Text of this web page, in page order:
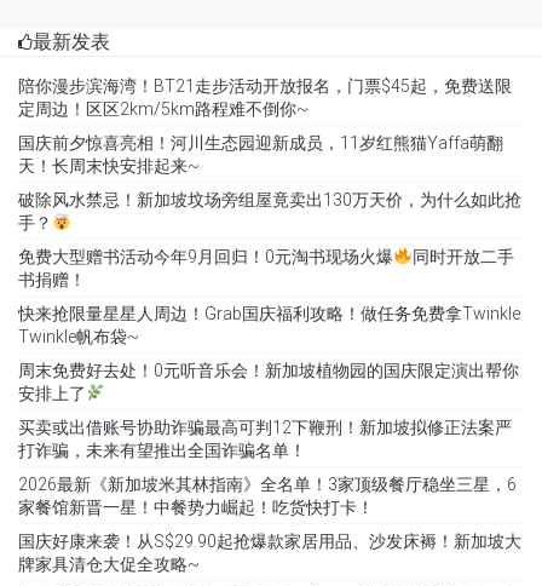
最新发表
陪你漫步滨海湾！BT21走步活动开放报名，门票$45起，免费送限
定周边！区区2km/5km路程难不倒你~
国庆前夕惊喜亮相！河川生态园迎新成员，11岁红熊猫Yaffa萌翻
天！长周末快安排起来~
破除风水禁忌！新加坡坟场旁组屋竟卖出130万天价，为什么如此抢
手？
免费大型赠书活动今年9月回归！0元淘书现场火爆
同时开放二手
书捐赠！
快来抢限量星星人周边！Grab国庆福利攻略！做任务免费拿Twinkle
Twinkle帆布袋~
周末免费好去处！0元听音乐会！新加坡植物园的国庆限定演出帮你
安排上了
买卖或出借账号协助诈骗最高可判12下鞭刑！新加坡拟修正法案严
打诈骗，未来有望推出全国诈骗名单！
2026最新《新加坡米其林指南》全名单！3家顶级餐厅稳坐三星，6
家餐馆新晋一星！中餐势力崛起！吃货快打卡！
国庆好康来袭！从S$29.90起抢爆款家居用品、沙发床褥！新加坡大
牌家具清仓大促全攻略~